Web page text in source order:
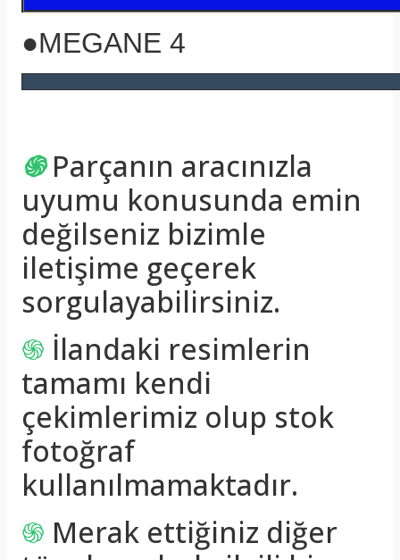
●MEGANE 4
֍ Parçanın aracınızla
uyumu konusunda emin
değilseniz bizimle
iletişime geçerek
sorgulayabilirsiniz.
֍ İlandaki resimlerin
tamamı kendi
çekimlerimiz olup stok
fotoğraf
kullanılmamaktadır.
֍ Merak ettiğiniz diğer